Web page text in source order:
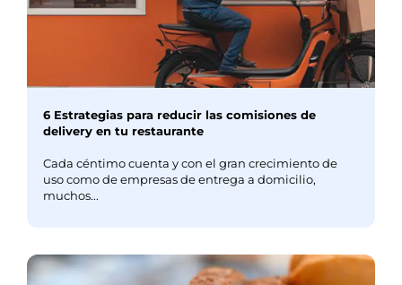
6 Estrategias para reducir las comisiones de
delivery en tu restaurante
Cada céntimo cuenta y con el gran crecimiento de
uso como de empresas de entrega a domicilio,
muchos...